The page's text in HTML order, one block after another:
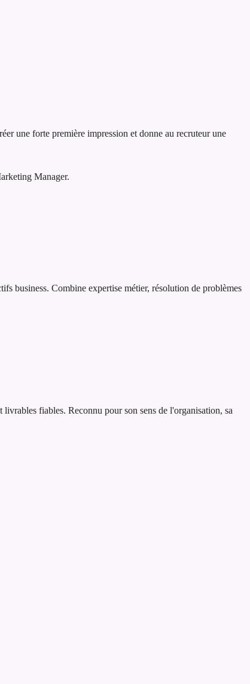
une forte première impression et donne au recruteur une
Manager.
business. Combine expertise métier, résolution de problèmes
fiables. Reconnu pour son sens de l'organisation, sa